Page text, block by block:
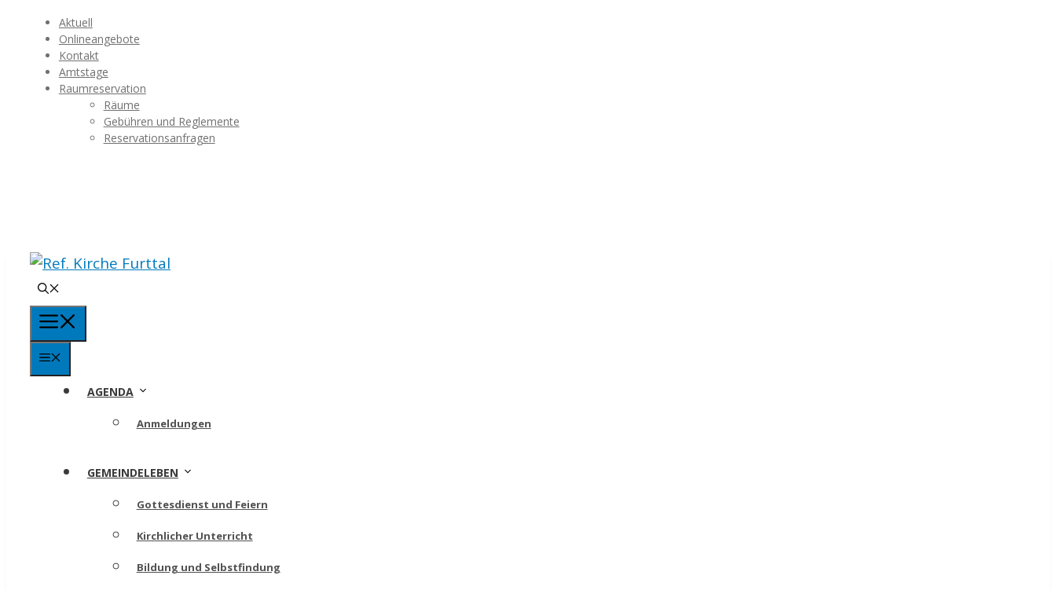
Springe
Inhalt
Aktuell
Onlineangebote
Kontakt
Amtstage
Raumreservation
Räume
Gebühren und Reglemente
Reservationsanfragen
AGENDA
Anmeldungen
GEMEINDELEBEN
Gottesdienst und Feiern
Kirchlicher Unterricht
Bildung und Selbstfindung